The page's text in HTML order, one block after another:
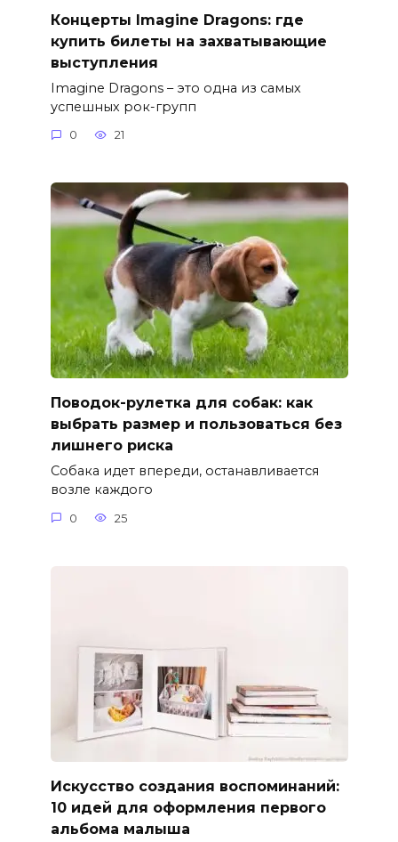
Концерты Imagine Dragons: где
купить билеты на захватывающие
выступления
Imagine Dragons – это одна из самых
успешных рок-групп
0 21
Поводок-рулетка для собак: как
выбрать размер и пользоваться без
лишнего риска
Собака идет впереди, останавливается
возле каждого
0 25
Искусство создания воспоминаний:
10 идей для оформления первого
альбома малыша